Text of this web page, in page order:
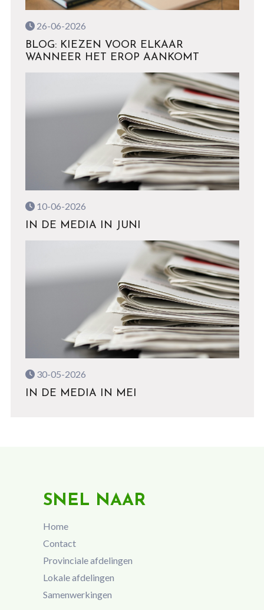
26-06-2026
BLOG: KIEZEN VOOR ELKAAR
WANNEER HET EROP AANKOMT
10-06-2026
IN DE MEDIA IN JUNI
30-05-2026
IN DE MEDIA IN MEI
SNEL NAAR
Home
Contact
Provinciale afdelingen
Lokale afdelingen
Samenwerkingen